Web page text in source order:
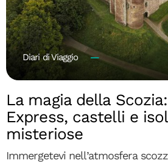
Diari di Viaggio
La magia della
Express, castelli e
misteriose
Immergetevi nell’atmosfera